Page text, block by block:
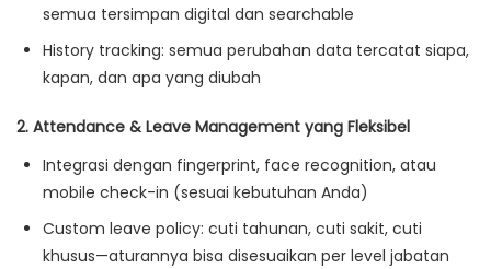
semua tersimpan digital dan searchable
History tracking: semua perubahan data tercatat siapa,
kapan, dan apa yang diubah
2. Attendance & Leave Management yang Fleksibel
Integrasi dengan fingerprint, face recognition, atau
mobile check-in (sesuai kebutuhan Anda)
Custom leave policy: cuti tahunan, cuti sakit, cuti
khusus—aturannya bisa disesuaikan per level jabatan